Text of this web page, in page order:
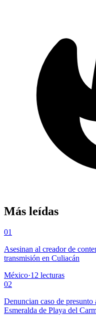
Más leídas
01
Asesinan al creador de
transmisión en Culiacán
México·12 lecturas
02
Denuncian caso de
Esmeralda de Playa del